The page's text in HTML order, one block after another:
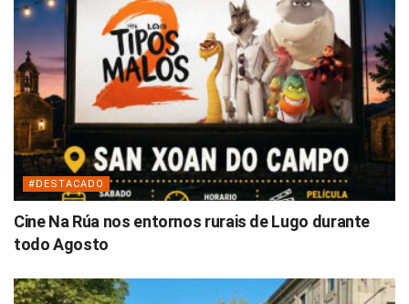
#DESTACADO
Cine Na Rúa nos entornos rurais de Lugo durante
todo Agosto